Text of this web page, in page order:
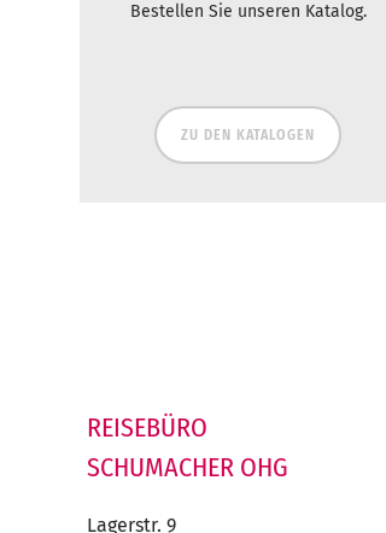
Bestellen Sie unseren Katalog.
ZU DEN KATALOGEN
REISEBÜRO
SCHUMACHER OHG
Lagerstr. 9